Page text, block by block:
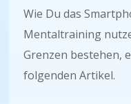
Wie Du das
Mentaltraining
Grenzen bestehen,
folgenden Artikel.